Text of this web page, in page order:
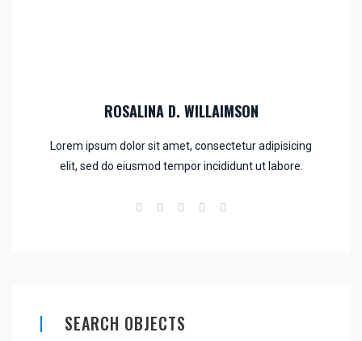
ROSALINA D. WILLAIMSON
Lorem ipsum dolor sit amet, consectetur adipisicing
elit, sed do eiusmod tempor incididunt ut labore.
SEARCH OBJECTS